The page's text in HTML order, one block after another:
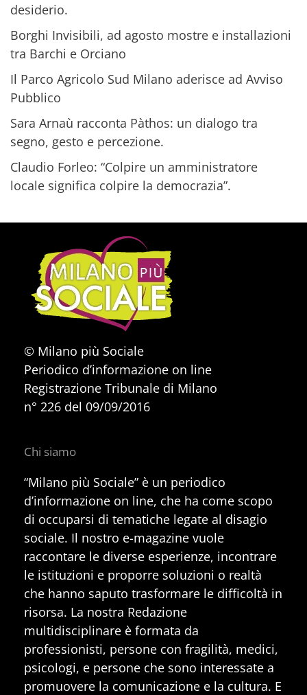
desiderio.
Borghi Invisibili, ad agosto mostre e installazioni
tra Barchi e Orciano
Il Parco Agricolo Sud Milano aderisce ad Avviso
Pubblico
Sara Arnaù racconta Pàthos: un dialogo tra
segno, gesto e percezione.
Claudio Forleo: “Colpire un amministratore
locale significa colpire la democrazia”.
© Milano più Sociale
Periodico d’informazione on line
Registrazione Tribunale di Milano
n° 226 del 09/09/2016
Chi siamo
“Milano più Sociale” è un periodico
d’informazione on line, che ha come scopo
di occuparsi di tematiche legate al disagio
sociale. Il nostro e-magazine vuole
raccontare le diverse esperienze, incontrare
le istituzioni e proporre soluzioni o realtà
che hanno saputo trasformare le difficoltà in
risorsa. La nostra Redazione
multidisciplinare è formata da
professionisti, persone con fragilità, medici,
psicologi, e persone che sono interessate a
promuovere la comunicazione e la cultura. E